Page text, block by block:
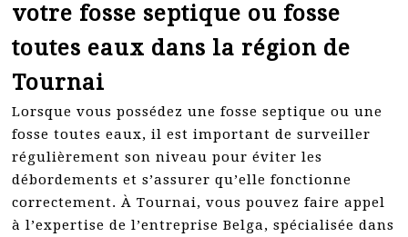
votre fosse septique ou fosse
toutes eaux dans la région de
Tournai
Lorsque vous possédez une fosse septique ou une
fosse toutes eaux, il est important de surveiller
régulièrement son niveau pour éviter les
débordements et s’assurer qu’elle fonctionne
correctement. À Tournai, vous pouvez faire appel
à l’expertise de l’entreprise Belga, spécialisée dans